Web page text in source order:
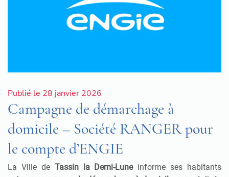
Publié le 28 janvier 2026
Campagne de démarchage à
domicile – Société RANGER pour
le compte d’ENGIE
La Ville de Tassin la Demi-Luneinforme ses habitants